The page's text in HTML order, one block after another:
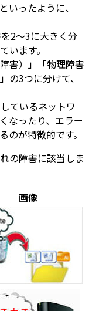
いったように、
2～3に大きく分
います。
害）」「物理障害
の3つに分けて、
ているネットワ
なったり、エラー
が特徴的です。
の障害に該当しま
画像